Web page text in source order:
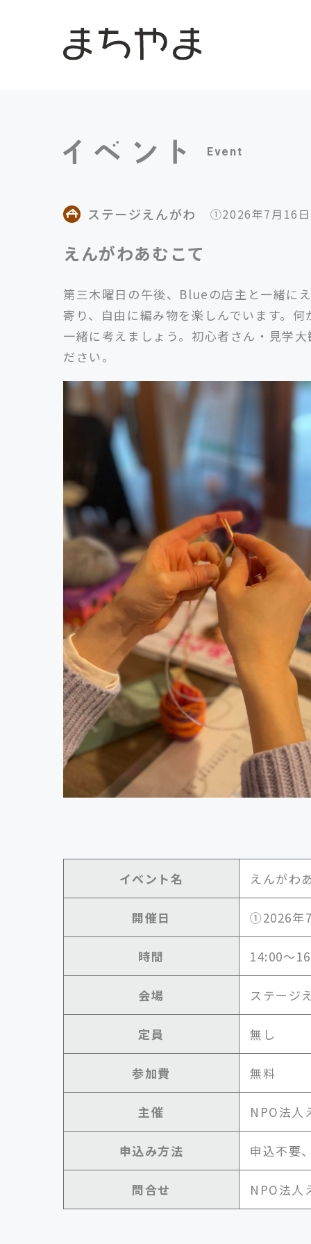
Event
ステージえんがわ ①2026年7月16
えんがわあむこて
第三木曜日の午後、Blueの店主と一緒に
寄り、自由に編み物を楽しんでいます。
一緒に考えましょう。初心者さん・見学
ださい。
イベント名 えんがわ
開催日 ①2026年
時間 14:00～
会場 ステージ
定員 無し
参加費 無料
主催 NPO法人
申込み方法 申込不要
問合せ NPO法人